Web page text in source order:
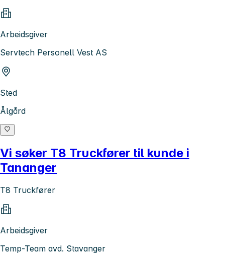
Arbeidsgiver
Servtech Personell Vest AS
Sted
Ålgård
Vi søker T8 Truckfører til kunde i
Tananger
T8 Truckfører
Arbeidsgiver
Temp-Team avd. Stavanger